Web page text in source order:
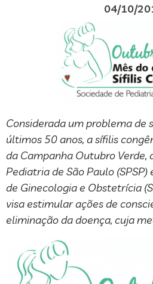
04/10/
Considerada um problema de
últimos 50 anos, a sífilis
da Campanha Outubro Verde,
Pediatria de São Paulo
de Ginecologia e Obstetrícia
visa estimular ações de
eliminação da doença, cuja